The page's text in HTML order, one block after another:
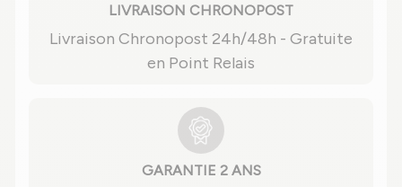
LIVRAISON CHRONOPOST
Livraison Chronopost 24h/48h - Gratuite
en Point Relais
GARANTIE 2 ANS